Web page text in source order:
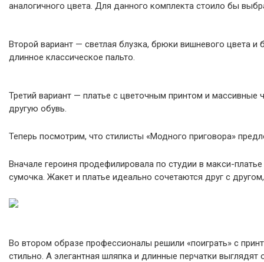
аналогичного цвета. Для данного комплекта стоило бы
Второй вариант — светлая блузка, брюки вишневого цвета
длинное классическое пальто.
Третий вариант — платье с цветочным принтом и
другую обувь.
Теперь посмотрим, что стилисты «Модного приговора»
Вначале героиня продефилировала по студии в макси-
сумочка. Жакет и платье идеально сочетаются друг с
Во втором образе профессионалы решили «поиграть» с
стильно. А элегантная шляпка и длинные перчатки выглядят